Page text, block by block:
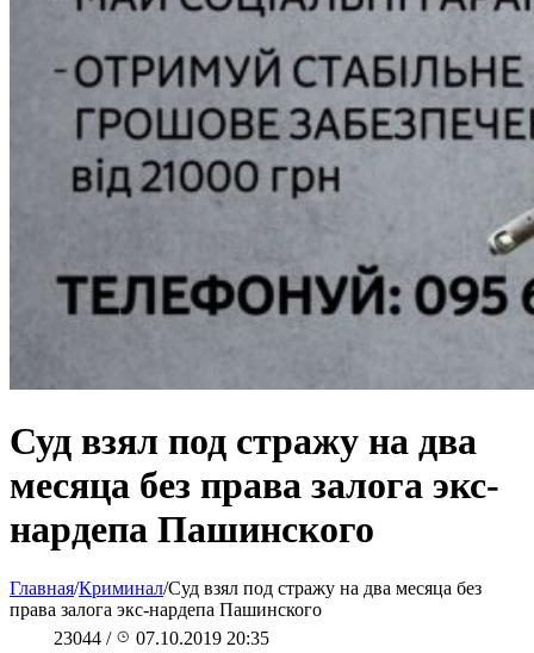
Суд взял под стражу на два
месяца без права залога экс-
нардепа Пашинского
Главная/Криминал/Суд взял под стражу на два месяца без
права залога экс-нардепа Пашинского
23044 / 07.10.2019 20:35